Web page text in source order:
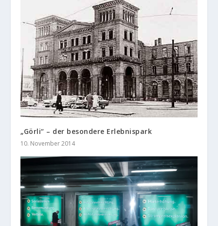
„Görli“ – der besondere Erlebnispark
10. November 2014